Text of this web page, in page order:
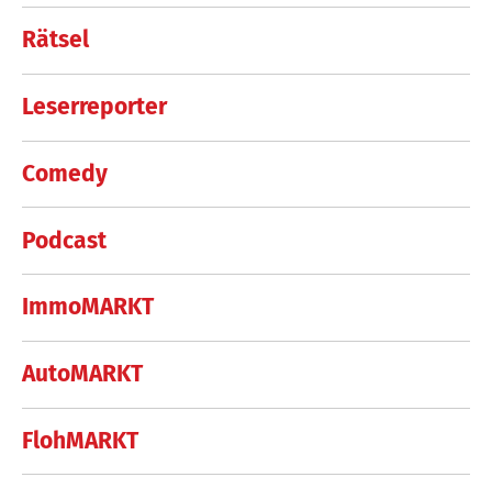
Rätsel
Leserreporter
Comedy
Podcast
ImmoMARKT
AutoMARKT
FlohMARKT